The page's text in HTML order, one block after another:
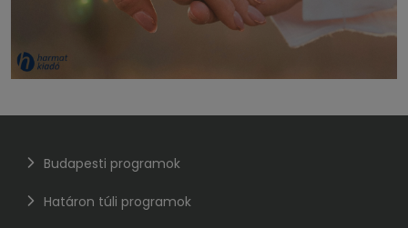
Budapesti programok
Határon túli programok